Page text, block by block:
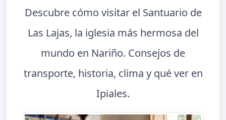
Descubre cómo visitar el Santuario de
Las Lajas, la iglesia más hermosa del
mundo en Nariño. Consejos de
transporte, historia, clima y qué ver en
Ipiales.